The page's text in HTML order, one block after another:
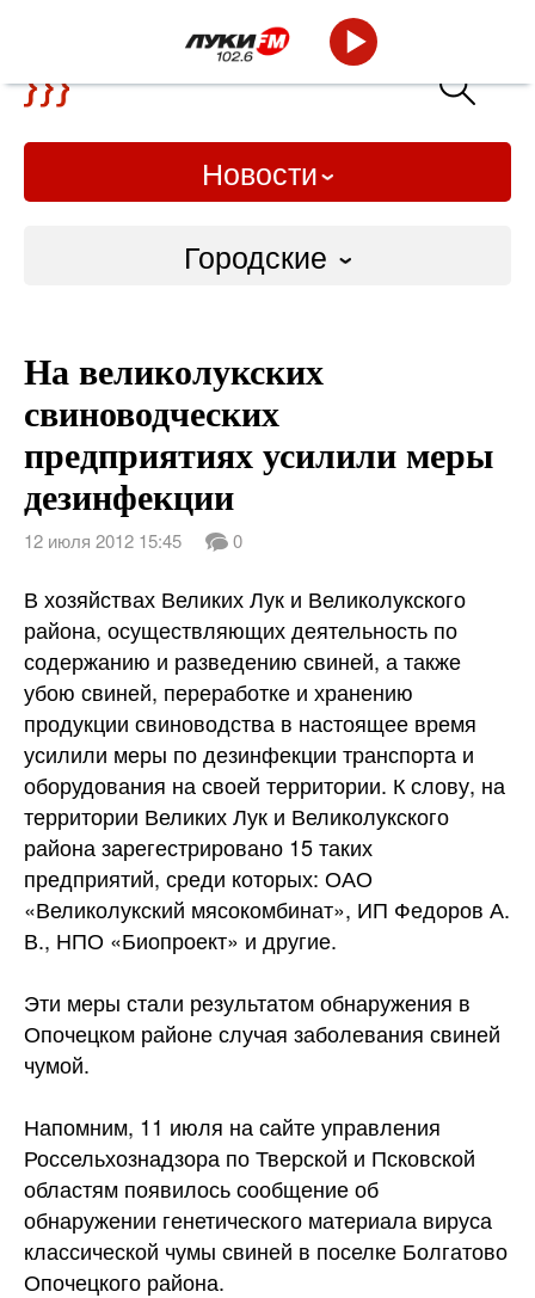
Новости
Городские
Слово Дело
Народные
ВТРК
На великолукских
свиноводческих
предприятиях усилили меры
дезинфекции
12 июля 2012 15:45 0
В хозяйствах Великих Лук и Великолукского
района, осуществляющих деятельность по
содержанию и разведению свиней, а также
убою свиней, переработке и хранению
продукции свиноводства в настоящее время
усилили меры по дезинфекции транспорта и
оборудования на своей территории. К слову, на
территории Великих Лук и Великолукского
района зарегестрировано 15 таких
предприятий, среди которых: ОАО
«Великолукский мясокомбинат», ИП Федоров А.
В., НПО «Биопроект» и другие.
Эти меры стали результатом обнаружения в
Опочецком районе случая заболевания свиней
чумой.
Напомним, 11 июля на сайте управления
Россельхознадзора по Тверской и Псковской
областям появилось сообщение об
обнаружении генетического материала вируса
классической чумы свиней в поселке Болгатово
Опочецкого района.